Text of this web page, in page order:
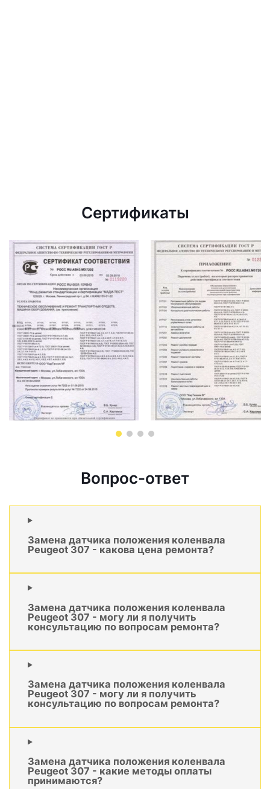
Сертификаты
Вопрос-ответ
Замена датчика положения коленвала
Peugeot 307 - какова цена ремонта?
Замена датчика положения коленвала
Peugeot 307 - могу ли я получить
консультацию по вопросам ремонта?
Замена датчика положения коленвала
Peugeot 307 - могу ли я получить
консультацию по вопросам ремонта?
Замена датчика положения коленвала
Peugeot 307 - какие методы оплаты
принимаются?